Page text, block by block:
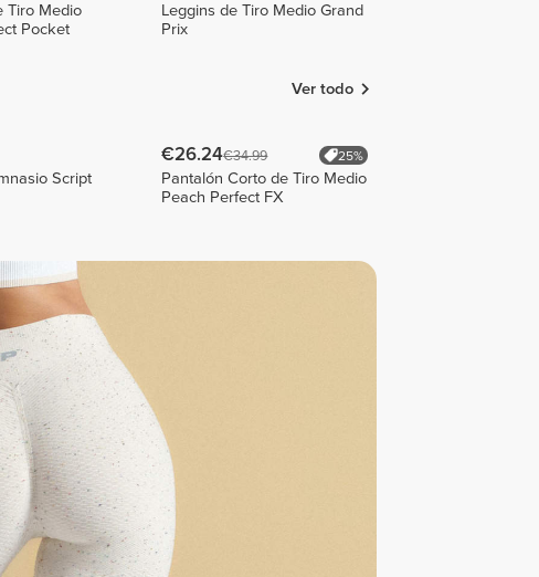
Tiro Medio
Pocket
Leggins de Tiro Medio Grand
Prix
Ver todo
Script
€26.24€34.99 25%
Pantalón Corto de Tiro Medio
Peach Perfect FX